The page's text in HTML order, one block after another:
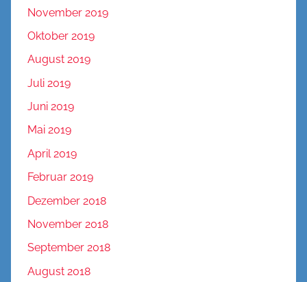
November 2019
Oktober 2019
August 2019
Juli 2019
Juni 2019
Mai 2019
April 2019
Februar 2019
Dezember 2018
November 2018
September 2018
August 2018